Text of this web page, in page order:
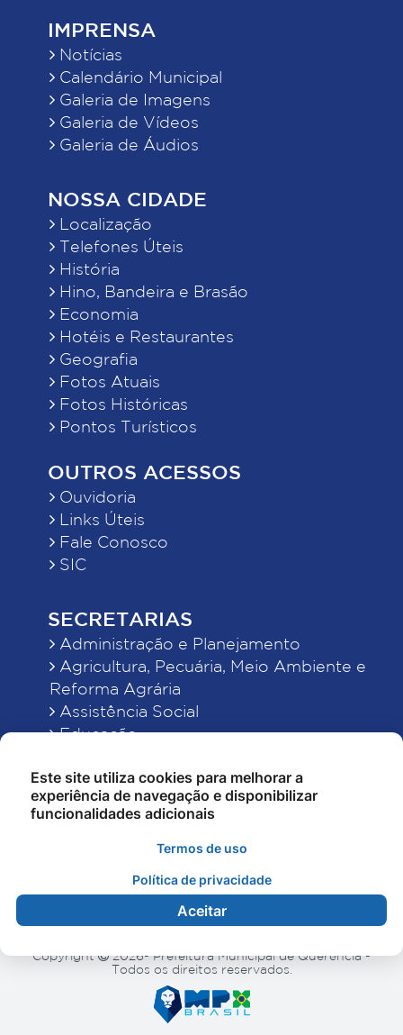
IMPRENSA
Notícias
Calendário Municipal
Galeria de Imagens
Galeria de Vídeos
Galeria de Áudios
NOSSA CIDADE
Localização
Telefones Úteis
História
Hino, Bandeira e Brasão
Economia
Hotéis e Restaurantes
Geografia
Fotos Atuais
Fotos Históricas
Pontos Turísticos
OUTROS ACESSOS
Ouvidoria
Links Úteis
Fale Conosco
SIC
SECRETARIAS
Administração e Planejamento
Agricultura, Pecuária, Meio Ambiente e
Reforma Agrária
Assistência Social
Educação
Finanças
Indústria, Comércio, Turismo, Ciência e
Tecnologia
Obras Públicas, Estradas e Rodagens
Saúde
Copyright
2026- Prefeitura Municipal de Querência -
Todos os direitos reservados.
Este site utiliza cookies para melhorar a
experiência de navegação e disponibilizar
funcionalidades adicionais
Termos de uso
Política de privacidade
Aceitar